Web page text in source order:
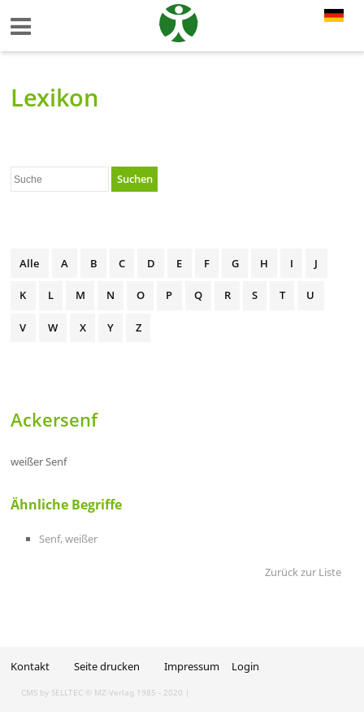
Lexikon
Suchen
Alle A B C D E F G H I J
K L M N O P Q R S T U
V W X Y Z
Ackersenf
weißer Senf
Ähnliche Begriffe
Senf, weißer
Zurück zur Liste
Kontakt Seite drucken Impressum Login
CMS by SELLTEC © MZ-Verlag 1985 - 2020 |